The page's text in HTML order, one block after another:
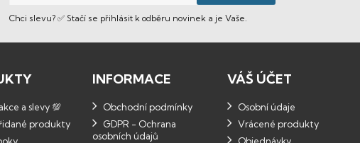
Chci slevu? ✅ Stačí se přihlásit k odběru novinek a je Vaše.
a slevy 💯
produkty
INFORMACE
Obchodní podmínky
GDPR - Ochrana
osobních údajů
VÁŠ ÚČET
Osobní údaje
Vrácené produkty
Objednávky